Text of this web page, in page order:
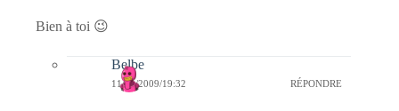
Bien à toi 😉
Belbe
11/11/2009/19:32 RÉPONDRE